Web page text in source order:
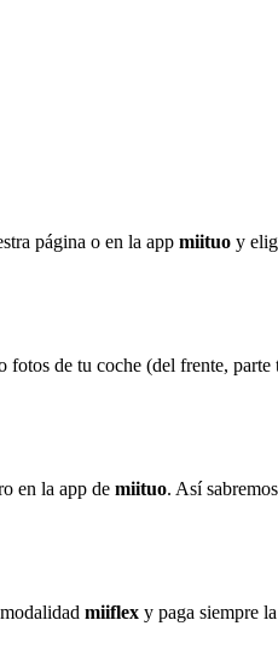
página o en la app miituo y
fotos de tu coche (del frente,
en la app de miituo. Así
miiflex y paga siempre